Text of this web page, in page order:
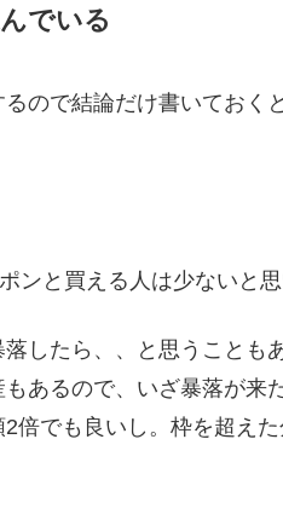
でいる
ので結論だけ書いておく
ンと買える人は少ないと
したら、、と思うことも
あるので、いざ暴落が来
倍でも良いし。枠を超えた